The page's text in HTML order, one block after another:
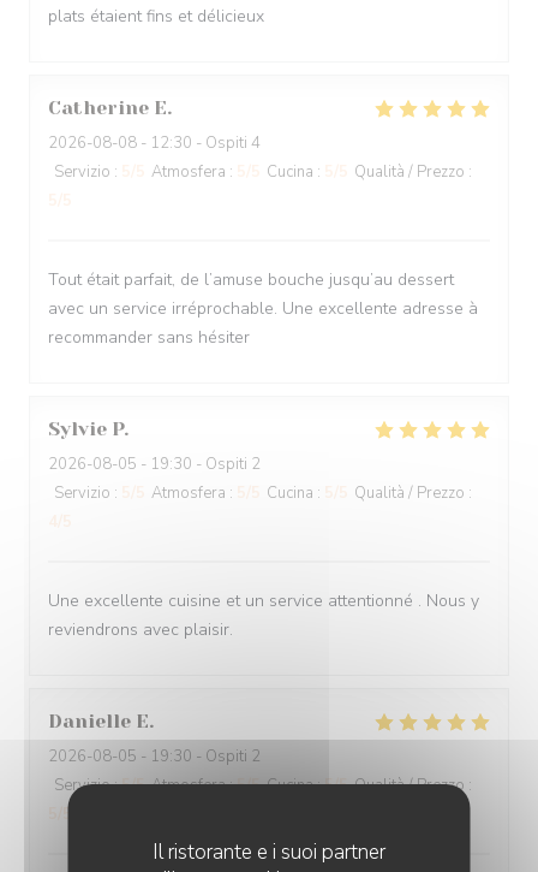
Il ristorante e i suoi partner
plats étaient fins et délicieux
Catherine E
2026-08-08 - 12:30 - Ospiti 4
Servizio : Atmosfera : Cucina : Qualità / Prezzo :
Tout était parfait, de l’amuse bouche jusqu’au dessert
avec un service irréprochable. Une excellente adresse à
recommander sans hésiter
Sylvie P
2026-08-05 - 19:30 - Ospiti 2
Servizio : Atmosfera : Cucina : Qualità / Prezzo :
Une excellente cuisine et un service attentionné . Nous y
reviendrons avec plaisir.
Danielle E
2026-08-05 - 19:30 - Ospiti 2
Servizio:5/5 Atmosfera:5/5 Cucina:5/5 Qualità / Prezzo :
/5